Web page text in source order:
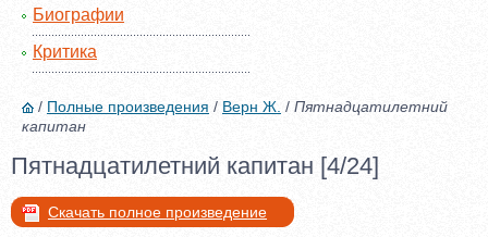
Биографии
Критика
/ Полные произведения / Верн Ж. / Пятнадцатилетний
капитан
Пятнадцатилетний капитан [4/24]
Скачать полное произведение